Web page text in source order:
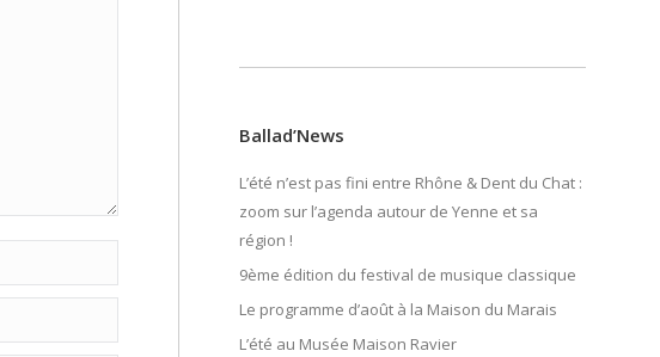
Ballad’News
L’été n’est pas fini entre Rhône & Dent du Chat :
zoom sur l’agenda autour de Yenne et sa
région !
9ème édition du festival de musique classique
Le programme d’août à la Maison du Marais
L’été au Musée Maison Ravier